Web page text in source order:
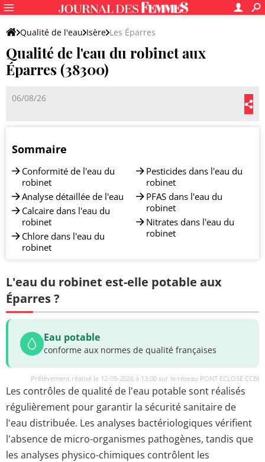
Qualité de l'eau Isère Les Éparres
Qualité de l'eau du robinet aux
Éparres (38300)
06/08/26
Sommaire
Conformité de l'eau du
robinet
Analyse détaillée de l'eau
Calcaire dans l'eau du
robinet
Chlore dans l'eau du
robinet
Pesticides dans l'eau du
robinet
PFAS dans l'eau du
robinet
Nitrates dans l'eau du
robinet
L'eau du robinet est-elle potable aux
Éparres ?
Eau potable
conforme aux normes de qualité françaises
Prélèvement réalisé le 12-05-2026 à 13:00 sur le réseau PONT ECLOSE CCBI
Les contrôles de qualité de l'eau potable sont réalisés
régulièrement pour garantir la sécurité sanitaire de
l'eau distribuée. Les analyses bactériologiques vérifient
l'absence de micro-organismes pathogènes, tandis que
les analyses physico-chimiques contrôlent les